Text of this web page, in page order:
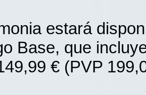
estará
Base, que
€ (PVP